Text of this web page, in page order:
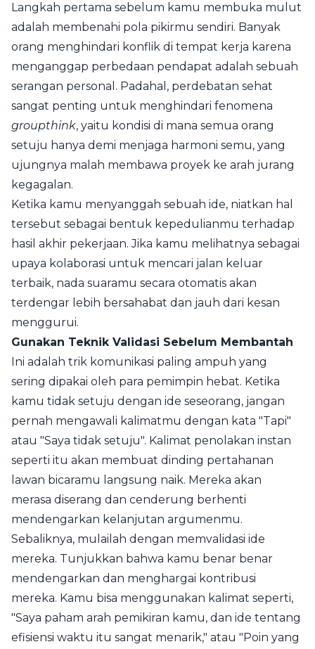
Langkah pertama sebelum kamu membuka mulut
adalah membenahi pola pikirmu sendiri. Banyak
orang menghindari konflik di tempat kerja karena
menganggap perbedaan pendapat adalah sebuah
serangan personal. Padahal, perdebatan sehat
sangat penting untuk menghindari fenomena
groupthink, yaitu kondisi di mana semua orang
setuju hanya demi menjaga harmoni semu, yang
ujungnya malah membawa proyek ke arah jurang
kegagalan.
Ketika kamu menyanggah sebuah ide, niatkan hal
tersebut sebagai bentuk kepedulianmu terhadap
hasil akhir pekerjaan. Jika kamu melihatnya sebagai
upaya kolaborasi untuk mencari jalan keluar
terbaik, nada suaramu secara otomatis akan
terdengar lebih bersahabat dan jauh dari kesan
menggurui.
Gunakan Teknik Validasi Sebelum Membantah
Ini adalah trik komunikasi paling ampuh yang
sering dipakai oleh para pemimpin hebat. Ketika
kamu tidak setuju dengan ide seseorang, jangan
pernah mengawali kalimatmu dengan kata "Tapi"
atau "Saya tidak setuju". Kalimat penolakan instan
seperti itu akan membuat dinding pertahanan
lawan bicaramu langsung naik. Mereka akan
merasa diserang dan cenderung berhenti
mendengarkan kelanjutan argumenmu.
Sebaliknya, mulailah dengan memvalidasi ide
mereka. Tunjukkan bahwa kamu benar benar
mendengarkan dan menghargai kontribusi
mereka. Kamu bisa menggunakan kalimat seperti,
"Saya paham arah pemikiran kamu, dan ide tentang
efisiensi waktu itu sangat menarik," atau "Poin yang